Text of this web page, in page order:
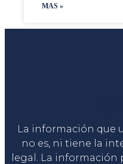
MAS »
La información que
no es, ni tiene la
legal. La